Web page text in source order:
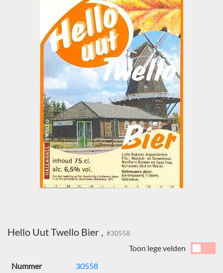
Hello Uut Twello Bier , #30558
Toon lege velden
Nummer
30558